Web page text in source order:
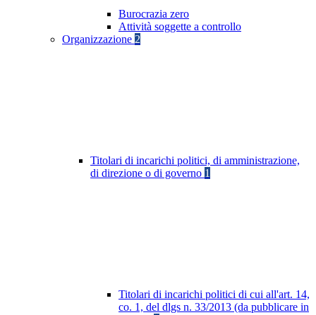
Burocrazia zero
Attività soggette a controllo
Organizzazione 2
Titolari di incarichi politici, di amministrazione,
di direzione o di governo 1
Titolari di incarichi politici di cui all'art. 14,
co. 1, del dlgs n. 33/2013 (da pubblicare in